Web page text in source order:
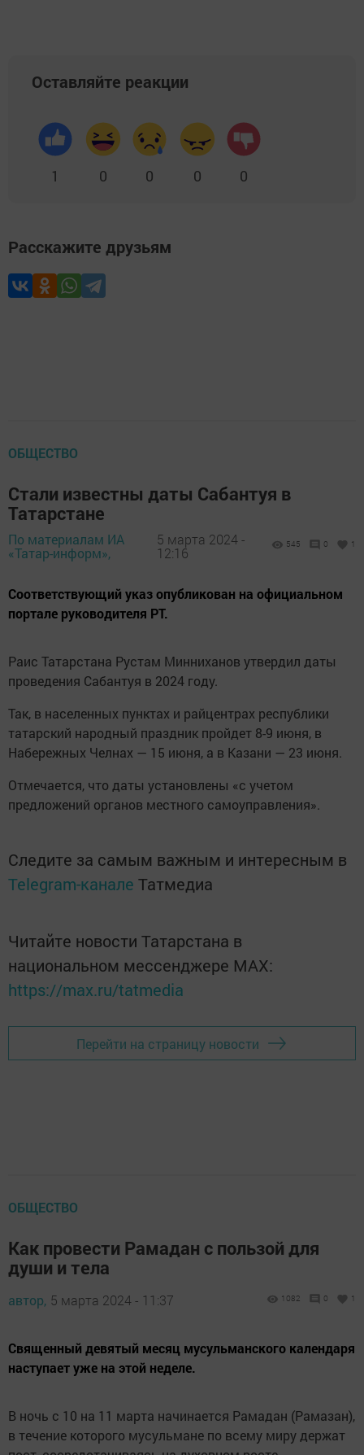
Оставляйте реакции
1 0 0 0 0
Расскажите друзьям
ОБЩЕСТВО
Стали известны даты Сабантуя в
Татарстане
По материалам ИА
«Татар-информ»,
5 марта 2024 -
12:16
545 0 1
Соответствующий указ опубликован на официальном
портале руководителя РТ.
Раис Татарстана Рустам Минниханов утвердил даты
проведения Сабантуя в 2024 году.
Так, в населенных пунктах и райцентрах республики
татарский народный праздник пройдет 8-9 июня, в
Набережных Челнах — 15 июня, а в Казани — 23 июня.
Отмечается, что даты установлены «с учетом
предложений органов местного самоуправления».
Следите за самым важным и интересным в
Telegram-канале Татмедиа
Читайте новости Татарстана в
национальном мессенджере MАХ:
https://max.ru/tatmedia
Перейти на страницу новости
ОБЩЕСТВО
Как провести Рамадан с пользой для
души и тела
автор, 5 марта 2024 - 11:37 1082 0 1
Священный девятый месяц мусульманского календаря
наступает уже на этой неделе.
В ночь с 10 на 11 марта начинается Рамадан (Рамазан),
в течение которого мусульмане по всему миру держат